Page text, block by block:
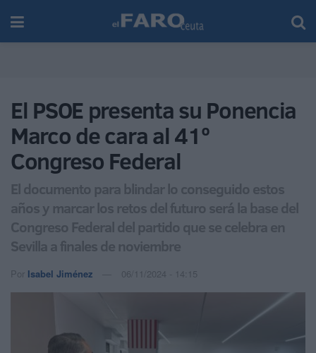
El PSOE presenta su Ponencia
Marco de cara al 41º
Congreso Federal
El documento para blindar lo conseguido estos
años y marcar los retos del futuro será la base del
Congreso Federal del partido que se celebra en
Sevilla a finales de noviembre
Por Isabel Jiménez 06/11/2024 - 14:15